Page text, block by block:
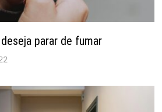
parar de fumar